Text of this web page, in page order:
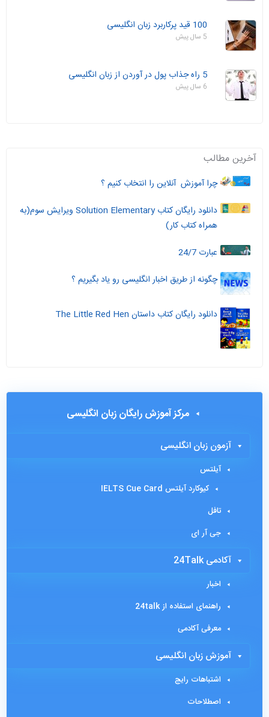
100 قید پرکاربرد زبان انگلیسی
5 سال پیش
5 راه جذاب پول در آوردن از زبان انگلیسی
6 سال پیش
آخرین مطالب
چرا آموزش آنلاین را انتخاب کنیم ؟
دانلود رایگان کتاب Solution Elementary ویرایش سوم(به
همراه کتاب کار)
عبارت 24/7
چگونه از طریق اخبار انگلیسی رو یاد بگیریم ؟
دانلود رایگان کتاب داستان The Little Red Hen
مرکز آموزش رایگان زبان انگلیسی
آزمون زبان انگلیسی
آیلتس
کیوکارد آیلتس IELTS Cue Card
تافل
جی آر ای
آکادمی 24Talk
اخبار
راهنمای استفاده از 24talk
معرفی آکادمی
آموزش زبان انگلیسی
اشتباهات رایج
اصطلاحات